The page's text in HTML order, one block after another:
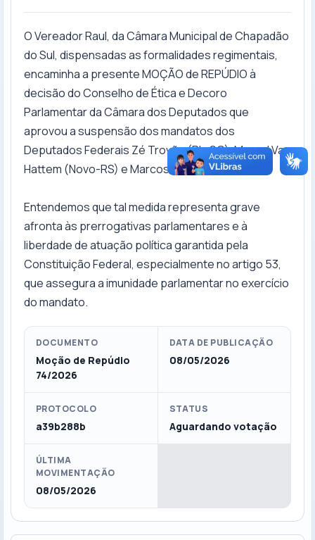
O Vereador Raul, da Câmara Municipal de Chapadão
do Sul, dispensadas as formalidades regimentais,
encaminha a presente MOÇÃO de REPÚDIO à
decisão do Conselho de Ética e Decoro
Parlamentar da Câmara dos Deputados que
aprovou a suspensão dos mandatos dos
Deputados Federais Zé Trovão (PL-SC), Marcel Van
Hattem (Novo-RS) e Marcos Pollon (PL-MS).
Entendemos que tal medida representa grave
afronta às prerrogativas parlamentares e à
liberdade de atuação política garantida pela
Constituição Federal, especialmente no artigo 53,
que assegura a imunidade parlamentar no exercício
do mandato.
DOCUMENTO
Moção de Repúdio
74/2026
DATA DE PUBLICAÇÃO
08/05/2026
PROTOCOLO
a39b288b
STATUS
Aguardando votação
ÚLTIMA
MOVIMENTAÇÃO
08/05/2026